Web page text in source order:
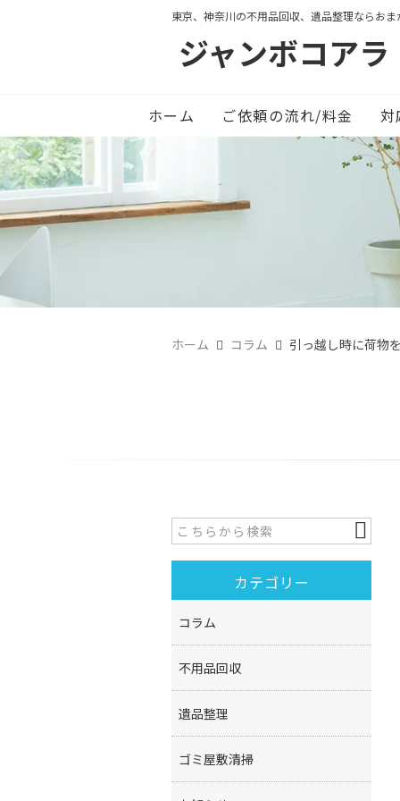
東京、神奈川の不用品回収、遺品整理ならおま
ジャンボコアラ
ホーム ご依頼の流れ/料金 対
ホーム コラム 引っ越し時に荷物
カテゴリー
コラム
不用品回収
遺品整理
ゴミ屋敷清掃